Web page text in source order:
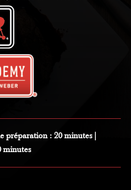
préparation : 20 minutes |
minutes